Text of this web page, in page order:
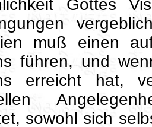
Gottes
muß einen
führen, und
erreicht hat,
sowohl sich